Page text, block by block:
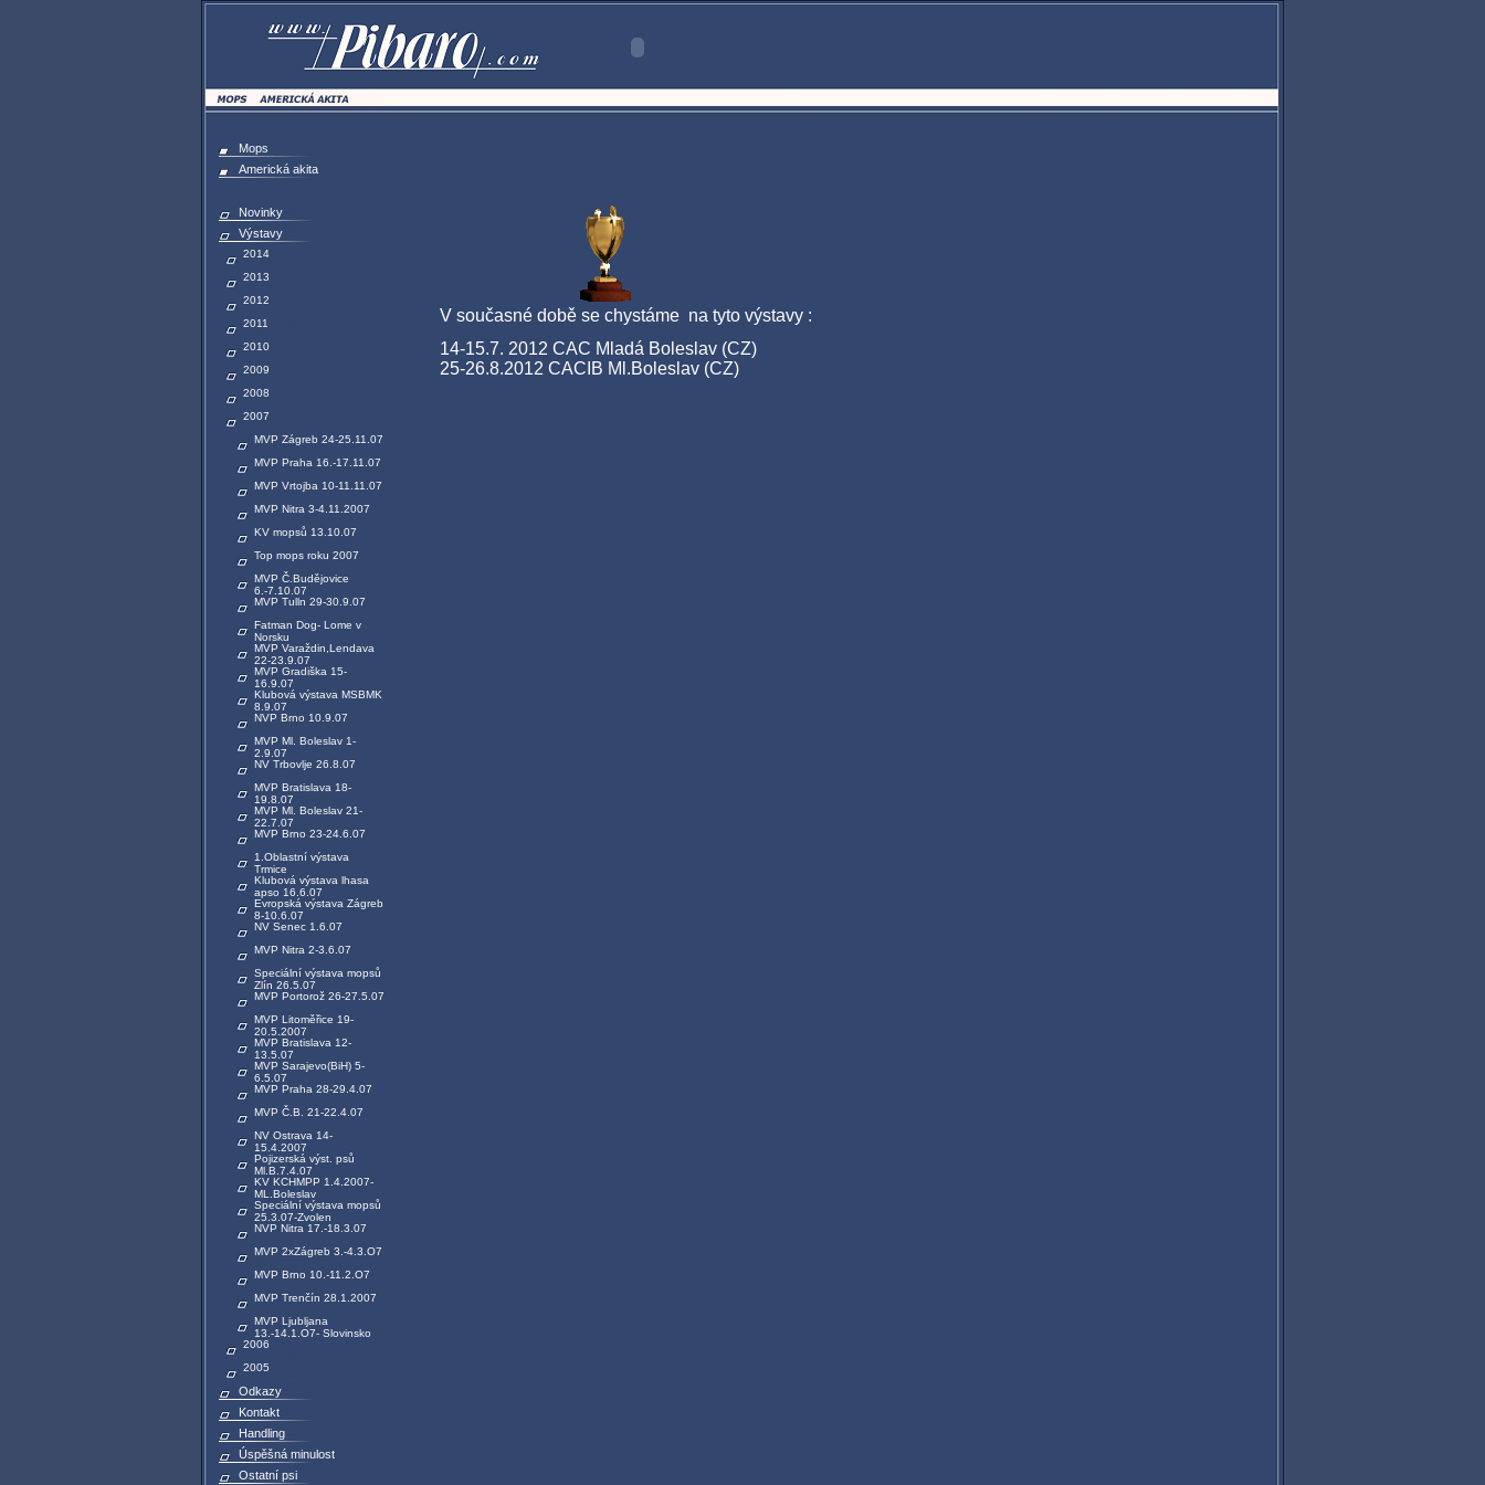
Mops
Americká akita
Novinky
Výstavy
2014
2013
2012
2011
2010
2009
2008
2007
MVP Zágreb 24-25.11.07
MVP Praha 16.-17.11.07
MVP Vrtojba 10-11.11.07
MVP Nitra 3-4.11.2007
KV mopsů 13.10.07
Top mops roku 2007
MVP Č.Budějovice
6.-7.10.07
MVP Tulln 29-30.9.07
Fatman Dog- Lome v
Norsku
MVP Varaždin,Lendava
22-23.9.07
MVP Gradiška 15-
16.9.07
Klubová výstava MSBMK
8.9.07
NVP Brno 10.9.07
MVP Ml. Boleslav 1-
2.9.07
NV Trbovlje 26.8.07
MVP Bratislava 18-
19.8.07
MVP Ml. Boleslav 21-
22.7.07
MVP Brno 23-24.6.07
1.Oblastní výstava
Trmice
Klubová výstava lhasa
apso 16.6.07
Evropská výstava Zágreb
8-10.6.07
NV Senec 1.6.07
MVP Nitra 2-3.6.07
Speciální výstava mopsů
Zlín 26.5.07
MVP Portorož 26-27.5.07
MVP Litoměřice 19-
20.5.2007
MVP Bratislava 12-
13.5.07
MVP Sarajevo(BiH) 5-
6.5.07
MVP Praha 28-29.4.07
MVP Č.B. 21-22.4.07
NV Ostrava 14-
15.4.2007
Pojizerská výst. psů
Ml.B.7.4.07
KV KCHMPP 1.4.2007-
ML.Boleslav
Speciální výstava mopsů
25.3.07-Zvolen
NVP Nitra 17.-18.3.07
MVP 2xZágreb 3.-4.3.O7
MVP Brno 10.-11.2.O7
MVP Trenčín 28.1.2007
MVP Ljubljana
13.-14.1.O7- Slovinsko
2006
2005
Odkazy
Kontakt
Handling
Úspěšná minulost
Ostatní psi
V současné době se chystáme na tyto výstavy :
14-15.7. 2012 CAC Mladá Boleslav (CZ)
25-26.8.2012 CACIB Ml.Boleslav (CZ)